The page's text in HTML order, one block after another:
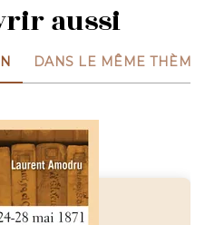
aussi
DANS LE MÊME THÈME